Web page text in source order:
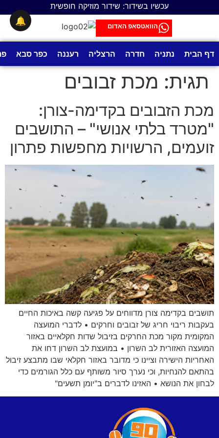
עכשיו בשידור: שידור מוזיקה חופשית
הוואטסאפ האדום
דף הבית נתניה חדרה הרצליה רעננה כפר סבא
תגית: מכת זבובים
מכת הזבובים בקדימה-צורן:
"מטרד בלתי אנושי" – התושבים
זועמים, הרשויות מחפשות פתרון
תושבים בקדימה צורן מדווחים על פגיעה קשה באיכות החיים
בעקבות ריבוי חריג של זבובים וחרקים • לדברי המועצה
המקומית מקור מכת החרקים בזיבול שדות חקלאיים באזור
המועצה האזורית לב השרון • במועצת לב השרון דחו את
האחריות הישירה וציינו כי מדובר באזור חקלאי שבו מתבצע זיבול
בהתאם להנחיות, וכי נערך סיור משותף עם כלל הגורמים כדי
לבחון את הנושא • האזינו לדברים ב"יומן תשעים"
🔔